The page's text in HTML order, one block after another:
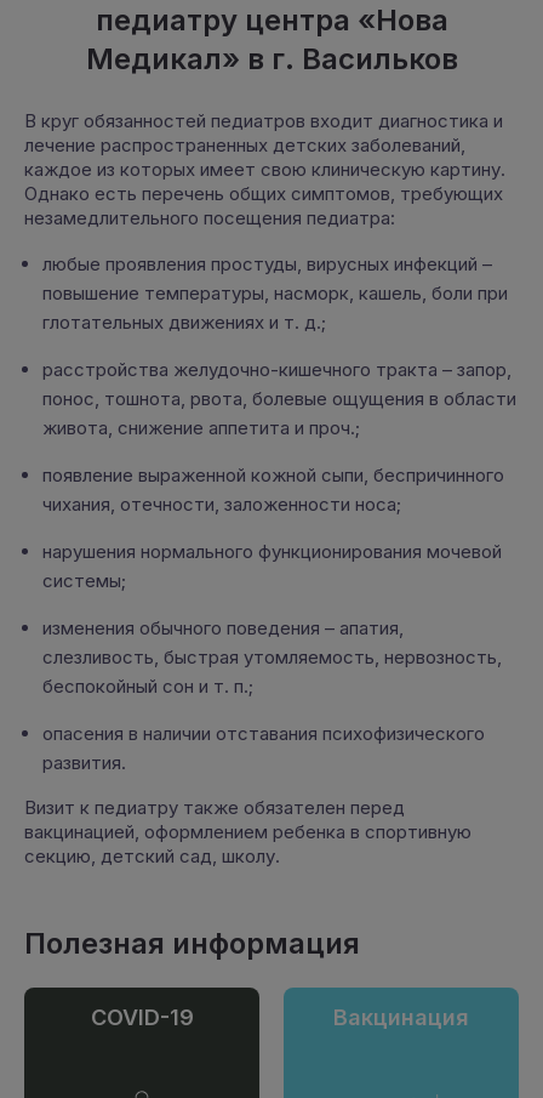
педиатру центра «Нова
Медикал» в г. Васильков
В круг обязанностей педиатров входит диагностика и
лечение распространенных детских заболеваний,
каждое из которых имеет свою клиническую картину.
Однако есть перечень общих симптомов, требующих
незамедлительного посещения педиатра:
любые проявления простуды, вирусных инфекций –
повышение температуры, насморк, кашель, боли при
глотательных движениях и т. д.;
расстройства желудочно-кишечного тракта – запор,
понос, тошнота, рвота, болевые ощущения в области
живота, снижение аппетита и проч.;
появление выраженной кожной сыпи, беспричинного
чихания, отечности, заложенности носа;
нарушения нормального функционирования мочевой
системы;
изменения обычного поведения – апатия,
слезливость, быстрая утомляемость, нервозность,
беспокойный сон и т. п.;
опасения в наличии отставания психофизического
развития.
Визит к педиатру также обязателен перед
вакцинацией, оформлением ребенка в спортивную
секцию, детский сад, школу.
Полезная информация
COVID-19 Вакцинация